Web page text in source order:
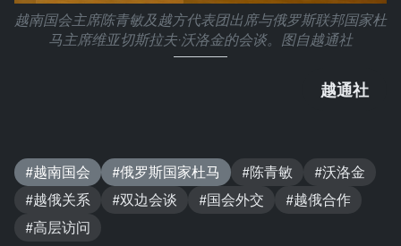
越南国会主席陈青敏及越方代表团出席与俄罗斯联邦国家杜
马主席维亚切斯拉夫·沃洛金的会谈。图自越通社
越通社
#越南国会 #俄罗斯国家杜马 #陈青敏
#沃洛金
#越俄关系
#双边会谈 #国会外交
#越俄合作
#高层访问